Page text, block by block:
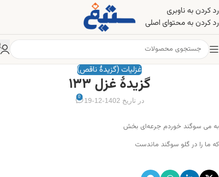
رد کردن به ناوبری
رد کردن به محتوای اصلی
غزلیات (گزیدهٔ ناقص)
گزیدهٔ غزل ۱۳۳
در تاریخ 1402-12-19 0
به می سوگند خوردم جرعه‌ای بخش
که ما را در گلو سوگند ماندست